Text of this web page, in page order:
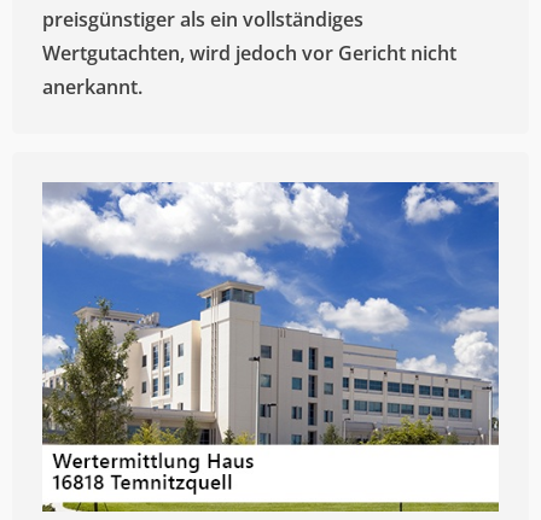
preisgünstiger als ein vollständiges
Wertgutachten, wird jedoch vor Gericht nicht
anerkannt.